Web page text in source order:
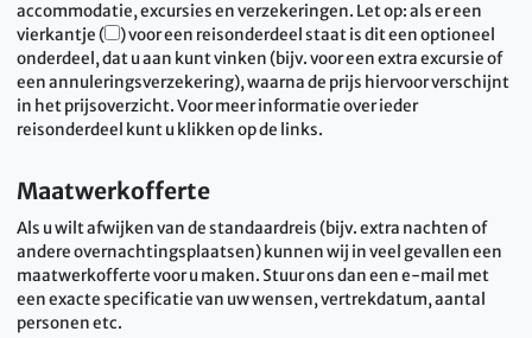
accommodatie, excursies en verzekeringen. Let op: als er een
vierkantje (
) voor een reisonderdeel staat is dit een optioneel
onderdeel, dat u aan kunt vinken (bijv. voor een extra excursie of
een annuleringsverzekering), waarna de prijs hiervoor verschijnt
in het prijsoverzicht. Voor meer informatie over ieder
reisonderdeel kunt u klikken op de links.
Maatwerkofferte
Als u wilt afwijken van de standaardreis (bijv. extra nachten of
andere overnachtingsplaatsen) kunnen wij in veel gevallen een
maatwerkofferte voor u maken. Stuur ons dan een e-mail met
een exacte specificatie van uw wensen, vertrekdatum, aantal
personen etc.